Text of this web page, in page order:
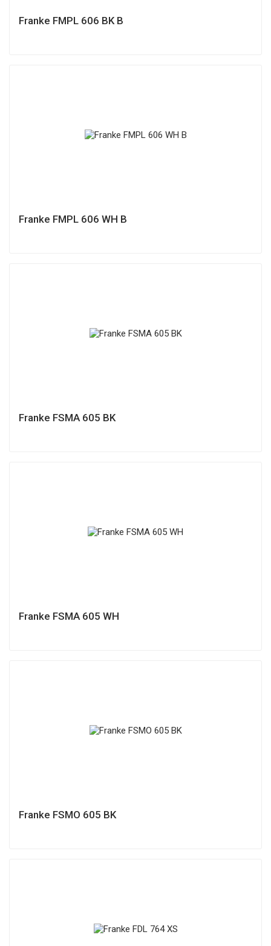
Franke FMPL 606 BK B
Franke FMPL 606 WH B
Franke FSMA 605 BK
Franke FSMA 605 WH
Franke FSMO 605 BK